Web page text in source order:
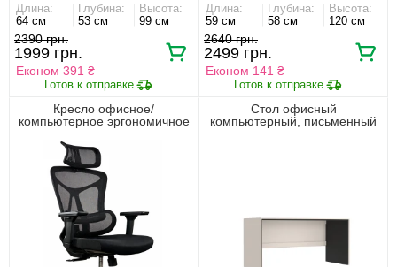
Длина:
64 см
Глубина:
53 см
Высота:
99 см
2390 грн.
1999 грн.
Економ 391 ₴
Длина:
59 см
Глубина:
58 см
Высота:
120 см
2640 грн.
2499 грн.
Економ 141 ₴
Кресло офисное/
компьютерное эргономичное
Home Черный
Стол офисный
компьютерный, письменный